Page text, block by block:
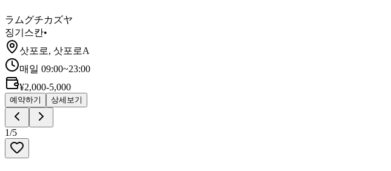
ラムグチカズヤ
징기스칸•
삿포로, 삿포로A
매일 09:00~23:00
¥2,000-5,000
예약하기 상세보기
1/5